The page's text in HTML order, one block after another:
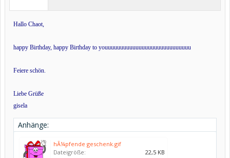
Hallo Chaot,
happy Birthday, happy Birthday to youuuuuuuuuuuuuuuuuuuuuuuuuuuu
Feiere schön.
Liebe Grüße
gisela
Anhänge:
hÃ¼pfende geschenk.gif
Dateigröße:
22,5 KB